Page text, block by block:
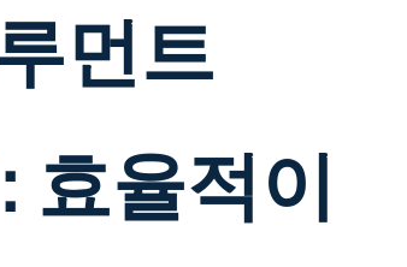
먼트
효율적이